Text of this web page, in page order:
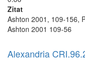
Zitat
Ashton 2001, 109-156,
Ashton 2001 109-56
Alexandria